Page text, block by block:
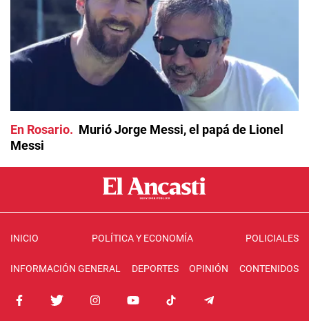
En Rosario
Murió Jorge Messi, el papá de Lionel
Messi
INICIO POLÍTICA Y ECONOMÍA POLICIALES
INFORMACIÓN GENERAL DEPORTES OPINIÓN CONTENIDOS